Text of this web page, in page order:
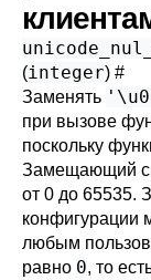
(integer) #
Заменять
при вызове
поскольку
Замещающий
от 0 до 65535.
конфигурации
любым
равно 0, то